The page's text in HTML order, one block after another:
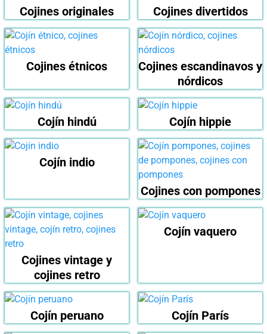
Cojines originales Cojines divertidos
Cojines étnicos
Cojines escandinavos y
nórdicos
Cojín hindú Cojín hippie
Cojín indio
Cojines con pompones
Cojines vintage y
cojines retro
Cojín vaquero
Cojín peruano Cojín París